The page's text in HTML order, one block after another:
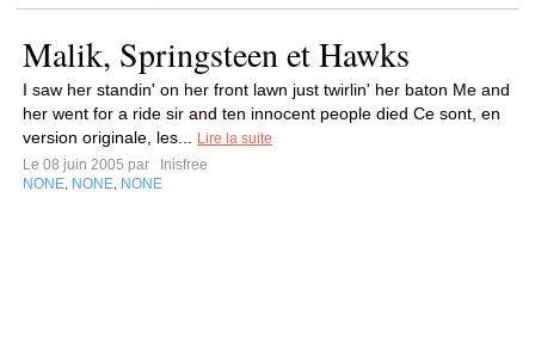
Malik, Springsteen et Hawks
I saw her standin' on her front lawn just twirlin' her baton Me and
her went for a ride sir and ten innocent people died Ce sont, en
version originale, les...
Lire la suite
Le 08 juin 2005 par
Inisfree
NONE NONE NONE